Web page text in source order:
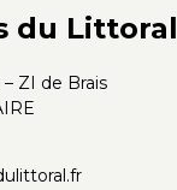
du Littoral
ZI de Brais